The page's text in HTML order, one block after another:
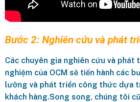
Bước 2: Nghiên cứu và phát
Các chuyên gia nghiên cứu và phát
nghiệm của OCM sẽ tiến hành các
lưỡng và phát triển công thức dựa
khách hàng.Song song, chúng tôi